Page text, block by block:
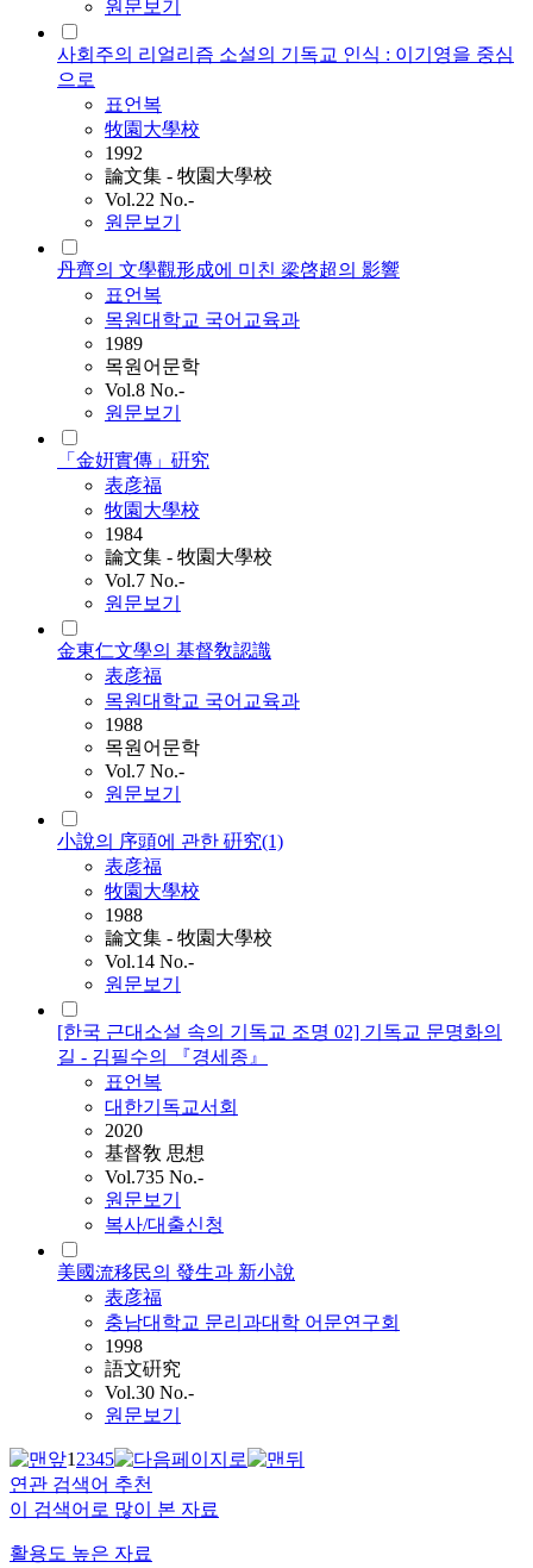
원문보기
사회주의 리얼리즘 소설의 기독교 인식 : 이기영을 중심
으로
표언복
牧園大學校
1992
論文集 - 牧園大學校
Vol.22 No.-
원문보기
丹齊의 文學觀形成에 미친 梁啓超의 影響
표언복
목원대학교 국어교육과
1989
목원어문학
Vol.8 No.-
원문보기
「金姸實傳」硏究
表彦福
牧園大學校
1984
論文集 - 牧園大學校
Vol.7 No.-
원문보기
金東仁文學의 基督敎認識
表彦福
목원대학교 국어교육과
1988
목원어문학
Vol.7 No.-
원문보기
小說의 序頭에 관한 硏究(1)
表彦福
牧園大學校
1988
論文集 - 牧園大學校
Vol.14 No.-
원문보기
[한국 근대소설 속의 기독교 조명 02] 기독교 문명화의
길 - 김필수의 『경세종』
표언복
대한기독교서회
2020
基督敎 思想
Vol.735 No.-
원문보기
복사/대출신청
美國流移民의 發生과 新小說
表彦福
충남대학교 문리과대학 어문연구회
1998
語文硏究
Vol.30 No.-
원문보기
12345
연관 검색어 추천
이 검색어로 많이 본 자료
활용도 높은 자료